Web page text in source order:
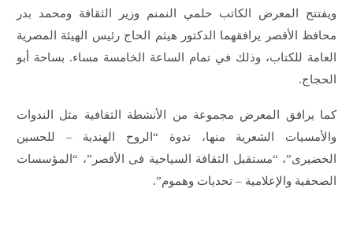
ويفتتح المعرض الكاتب حلمي النمنم وزير الثقافة ومحمد بدر
محافظ الأقصر يرافقهما الدكتور هيثم الحاج رئيس الهيئة المصرية
العامة للكتاب، وذلك في تمام الساعة الخامسة مساء. بساحة أبو
الحجاج.
كما يرافق المعرض مجموعة من الأنشطة الثقافية مثل الندوات
والأمسيات الشعرية منها، ندوة “الروح الهندية – للحسين
الخضيرى”، “مستقبل الثقافة السياحية فى الأقصر”، “المؤسسات
الصحفية والإعلامية – تحديات وهموم”.